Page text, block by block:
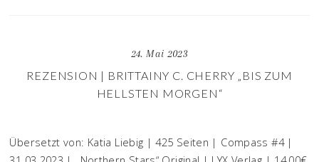
24. Mai 2023
REZENSION | BRITTAINY C. CHERRY „BIS ZUM
HELLSTEN MORGEN“
Übersetzt von: Katia Liebig | 425 Seiten | Compass #4 |